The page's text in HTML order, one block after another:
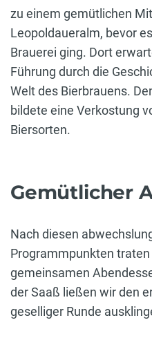
zu einem gemütlichen
Leopoldaueralm, bevor
Brauerei ging. Dort
Führung durch die
Welt des Bierbrauens.
bildete eine Verkostung
Biersorten.
Gemütlicher
Nach diesen
Programmpunkten
gemeinsamen
der Saaß ließen wir den
geselliger Runde